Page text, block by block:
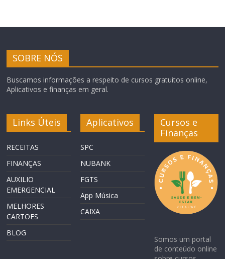
SOBRE NÓS
Buscamos informações a respeito de cursos gratuitos online,
Aplicativos e finanças em geral.
Links Úteis
RECEITAS
FINANÇAS
AUXILIO
EMERGENCIAL
MELHORES
CARTOES
BLOG
Aplicativos
SPC
NUBANK
FGTS
App Música
CAIXA
Cursos e
Finanças
Somos um portal
de conteúdo online